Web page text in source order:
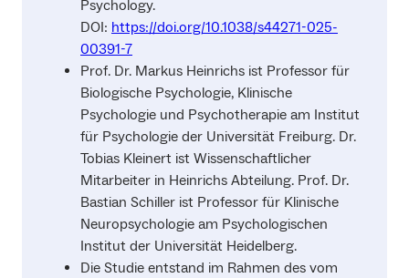
Psychology.
DOI: https://doi.org/10.1038/s44271-025-
00391-7
Prof. Dr. Markus Heinrichs ist Professor für
Biologische Psychologie, Klinische
Psychologie und Psychotherapie am Institut
für Psychologie der Universität Freiburg. Dr.
Tobias Kleinert ist Wissenschaftlicher
Mitarbeiter in Heinrichs Abteilung. Prof. Dr.
Bastian Schiller ist Professor für Klinische
Neuropsychologie am Psychologischen
Institut der Universität Heidelberg.
Die Studie entstand im Rahmen des vom